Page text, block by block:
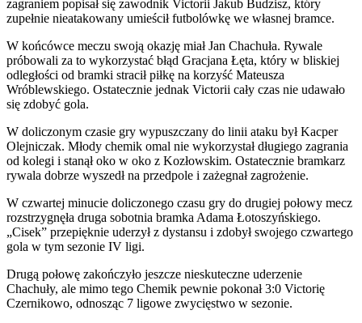
zagraniem popisał się zawodnik Victorii Jakub Budzisz, który
zupełnie nieatakowany umieścił futbolówkę we własnej bramce.
W końcówce meczu swoją okazję miał Jan Chachuła. Rywale
próbowali za to wykorzystać błąd Gracjana Łęta, który w bliskiej
odległości od bramki stracił piłkę na korzyść Mateusza
Wróblewskiego. Ostatecznie jednak Victorii cały czas nie udawało
się zdobyć gola.
W doliczonym czasie gry wypuszczany do linii ataku był Kacper
Olejniczak. Młody chemik omal nie wykorzystał długiego zagrania
od kolegi i stanął oko w oko z Kozłowskim. Ostatecznie bramkarz
rywala dobrze wyszedł na przedpole i zażegnał zagrożenie.
W czwartej minucie doliczonego czasu gry do drugiej połowy mecz
rozstrzygnęła druga sobotnia bramka Adama Łotoszyńskiego.
„Cisek” przepięknie uderzył z dystansu i zdobył swojego czwartego
gola w tym sezonie IV ligi.
Drugą połowę zakończyło jeszcze nieskuteczne uderzenie
Chachuły, ale mimo tego Chemik pewnie pokonał 3:0 Victorię
Czernikowo, odnosząc 7 ligowe zwycięstwo w sezonie.